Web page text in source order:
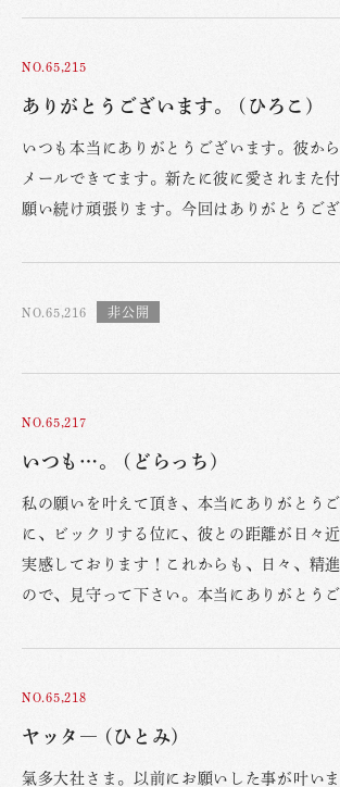
NO.65,215
ありがとうございます。 (ひろこ)
いつも本当にありがとうございます。彼か
メールできてます。新たに彼に愛されまた
願い続け頑張ります。今回はありがとうござ
NO.65,216
NO.65,217
いつも…。 (どらっち)
私の願いを叶えて頂き、本当にありがとう
に、ビックリする位に、彼との距離が日々
実感しております！これからも、日々、精
ので、見守って下さい。本当にありがとうご
NO.65,218
ヤッタ― (ひとみ)
氣多大社さま。以前にお願いした事が叶い